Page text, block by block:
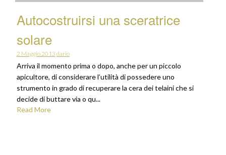
Autocostruirsi una sceratrice
solare
2 Maggio 2013 dario
Arriva il momento prima o dopo, anche per un piccolo
apicultore, di considerare l’utilità di possedere uno
strumento in grado di recuperare la cera dei telaini che si
decide di buttare via o qu...
Read More